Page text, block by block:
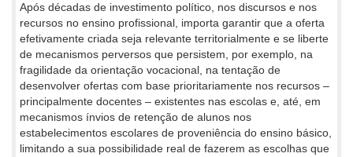
Após décadas de investimento político, nos discursos e nos
recursos no ensino profissional, importa garantir que a oferta
efetivamente criada seja relevante territorialmente e se liberte
de mecanismos perversos que persistem, por exemplo, na
fragilidade da orientação vocacional, na tentação de
desenvolver ofertas com base prioritariamente nos recursos –
principalmente docentes – existentes nas escolas e, até, em
mecanismos ínvios de retenção de alunos nos
estabelecimentos escolares de proveniência do ensino básico,
limitando a sua possibilidade real de fazerem as escolhas que